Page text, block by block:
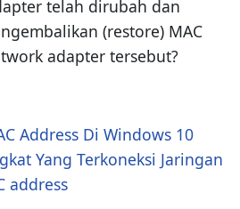
telah dirubah dan
(restore) MAC
adapter tersebut?
Address Di Windows 10
Yang Terkoneksi Jaringan
address